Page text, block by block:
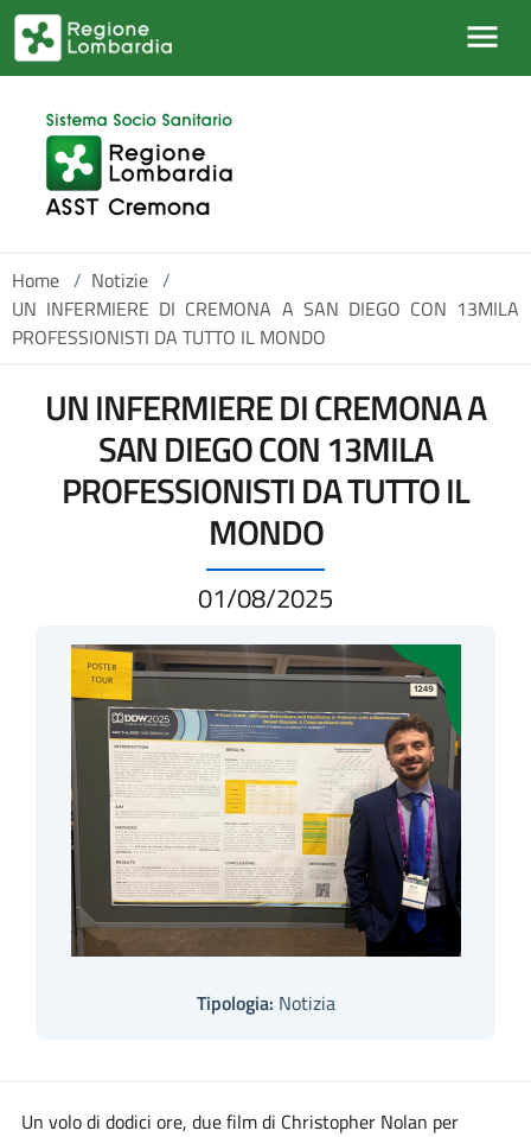
Salta al contenuto principale
Home / Notizie /
UN INFERMIERE DI CREMONA A SAN DIEGO CON 13MILA
PROFESSIONISTI DA TUTTO IL MONDO
UN INFERMIERE DI CREMONA A
SAN DIEGO CON 13MILA
PROFESSIONISTI DA TUTTO IL
MONDO
01/08/2025
Tipologia: Notizia
Un volo di dodici ore, due film di Christopher Nolan per